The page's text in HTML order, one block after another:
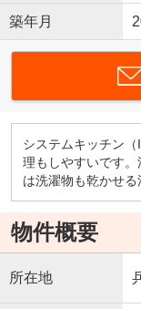
築年月
システムキッチン
理もしやすいです
は洗濯物も乾かせる
物件概要
所在地